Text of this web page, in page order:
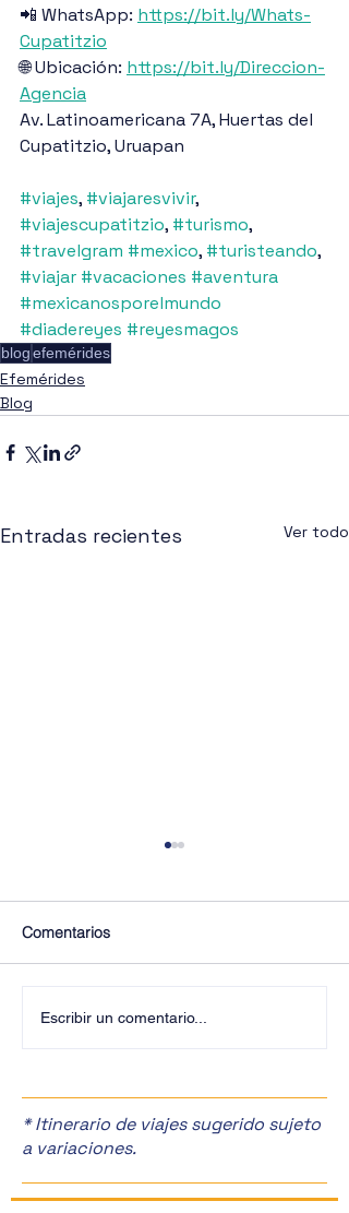
📲 WhatsApp: https://bit.ly/Whats-
Cupatitzio
🌐 Ubicación: https://bit.ly/Direccion-
Agencia
Av. Latinoamericana 7A, Huertas del
Cupatitzio, Uruapan
#viajes, #viajaresvivir,
#viajescupatitzio, #turismo,
#travelgram #mexico, #turisteando,
#viajar #vacaciones #aventura
#mexicanosporelmundo
#diadereyes #reyesmagos
blogefemérides
Efemérides
Blog
Entradas recientes Ver todo
Comentarios
Escribir un comentario...
* Itinerario de viajes sugerido sujeto
a variaciones.